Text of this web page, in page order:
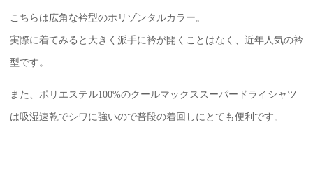
こちらは広角な衿型のホリゾンタルカラー。
実際に着てみると大きく派手に衿が開くことはなく、近年人気の衿
型です。
また、ポリエステル100%のクールマックススーパードライシャツ
は吸湿速乾でシワに強いので普段の着回しにとても便利です。